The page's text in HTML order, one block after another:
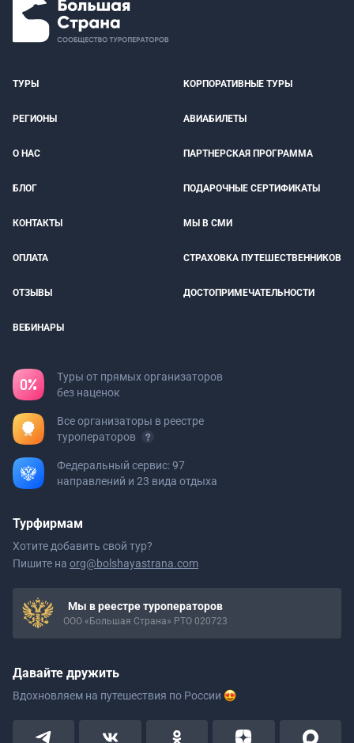
ТУРЫ КОРПОРАТИВНЫЕ ТУРЫ
РЕГИОНЫ АВИАБИЛЕТЫ
О НАС ПАРТНЕРСКАЯ ПРОГРАММА
БЛОГ ПОДАРОЧНЫЕ СЕРТИФИКАТЫ
КОНТАКТЫ МЫ В СМИ
ОПЛАТА СТРАХОВКА ПУТЕШЕСТВЕННИКОВ
ОТЗЫВЫ ДОСТОПРИМЕЧАТЕЛЬНОСТИ
ВЕБИНАРЫ
Туры от прямых организаторов
без наценок
Все организаторы в реестре
туроператоров
Федеральный сервис: 97
направлений и 23 вида отдыха
Турфирмам
Хотите добавить свой тур?
Пишите на org@bolshayastrana.com
Мы в реестре туроператоров
ООО «Большая Страна» РТО 020723
Давайте дружить
Вдохновляем на путешествия по России